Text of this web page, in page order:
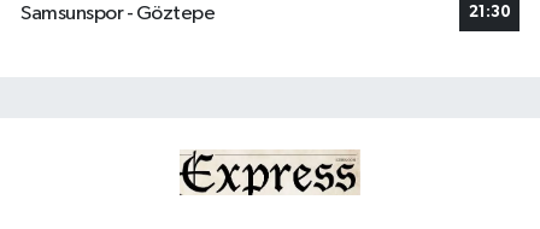
Samsunspor - Göztepe
21:30